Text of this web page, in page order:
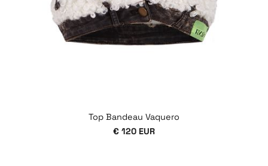
Top Bandeau Vaquero
€ 120 EUR